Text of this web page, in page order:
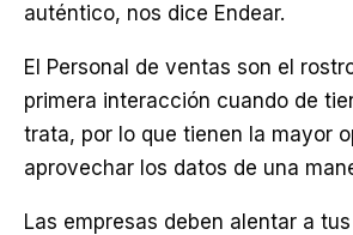
auténtico, nos dice Endear.
El Personal de ventas son el
primera interacción cuando de
trata, por lo que tienen la mayor
aprovechar los datos de una
Las empresas deben alentar a